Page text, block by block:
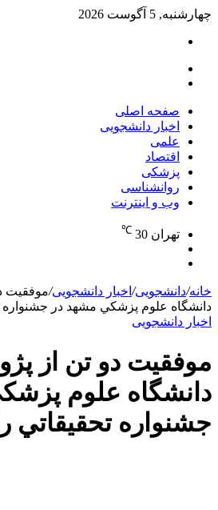
چهارشنبه, 5 آگوست 2026
صفحه اصلی
اخبار دانشجویی
علمی
اقتصاد
پزشکی
روانشناسی
وب و اینترنت
تهران 30
℃
خانه/دانشجویی/ اخبار دانشجویی/موفقيت
دانشگاه علوم پزشکي مشهد در جشنواره
اخبار دانشجویی
موفقيت دو تن از
دانشگاه علوم
جشنواره تحقيقاتي